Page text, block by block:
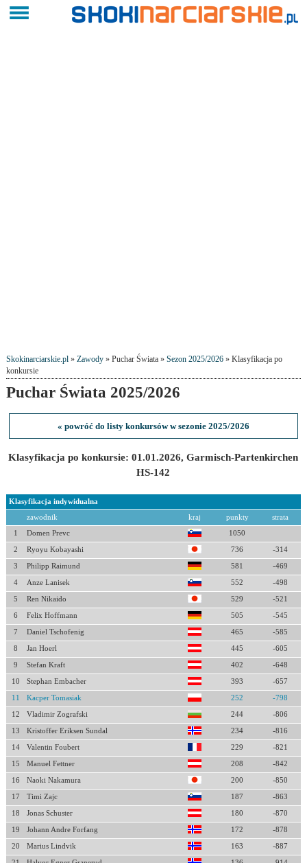
Skokinarciarskie.pl» Zawody» Puchar Świata » Sezon 2025/2026» Klasyfikacja po
konkursie
Puchar Świata 2025/2026
« powróć do listy konkursów w sezonie 2025/2026
Klasyfikacja po konkursie: 01.01.2026, Garmisch-Partenkirchen
HS-142
Klasyfikacja indywidualna
zawodnik kraj punkty strata
1 Domen Prevc 1050
2 Ryoyu Kobayashi 736 -314
3 Philipp Raimund 581 -469
4 Anze Lanisek 552 -498
5 Ren Nikaido 529 -521
6 Felix Hoffmann 505 -545
7 Daniel Tschofenig 465 -585
8 Jan Hoerl 445 -605
9 Stefan Kraft 402 -648
10 Stephan Embacher 393 -657
11 Kacper Tomasiak 252 -798
12 Vladimir Zografski 244 -806
13 Kristoffer Eriksen Sundal 234 -816
14 Valentin Foubert 229 -821
15 Manuel Fettner 208 -842
16 Naoki Nakamura 200 -850
17 Timi Zajc 187 -863
18 Jonas Schuster 180 -870
19 Johann Andre Forfang 172 -878
20 Marius Lindvik 163 -887